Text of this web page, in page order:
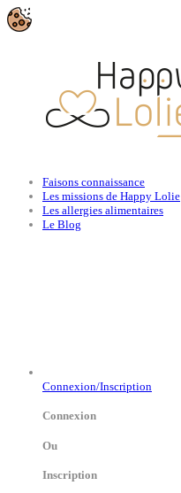
Faisons connaissance
Les missions de Happy Lolie
Les allergies alimentaires
Le Blog
Connexion/Inscription
Connexion
Ou
Inscription